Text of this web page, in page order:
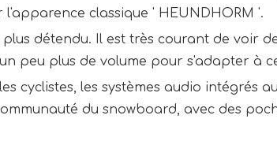
classique ' HEUNDHORM '.
détendu. Il est très courant de voir
peu plus de volume pour s'adapter à
cyclistes, les systèmes audio intégrés
du snowboard, avec des